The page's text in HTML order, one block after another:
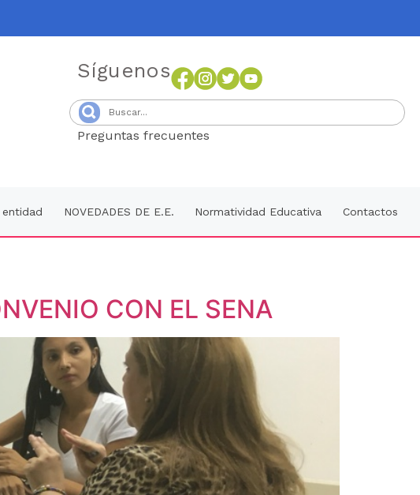
Síguenos
Preguntas frecuentes
entidad NOVEDADES DE E.E. Normatividad Educativa Contactos
CON EL SENA